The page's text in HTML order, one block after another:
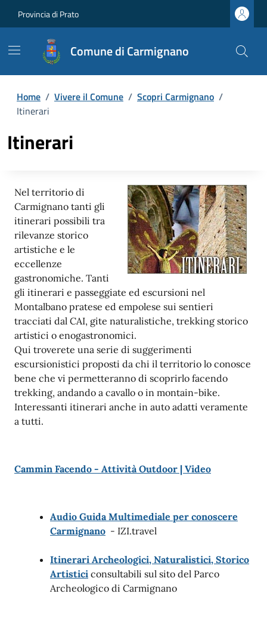
Provincia di Prato
Comune di Carmignano
Home / Vivere il Comune / Scopri Carmignano /
Itinerari
Itinerari
Nel territorio di
Carmignano tanti gli
itinerari possibili tra
rilevanze storico
artistiche e le
eccellenze
gastronomiche. Tanti
gli itinerari e passeggiate ed escursioni nel
Montalbano pratese ed empolese sui sentieri
tracciati dal CAI, gite naturalistiche, trekking storico
artistici o enogastronomici.
Qui troverete una serie di suggerimenti
escursionistici proposti da chi il territorio lo conosce
bene che vi permetteranno di scoprirlo facendo
trekking, andando a cavallo o in montain-bike.
Interessanti itinerari anche in auto adatti veramente
a tutti.
Cammin Facendo - Attività Outdoor | Video
Audio Guida Multimediale per conoscere
Carmignano - IZI.travel
Itinerari Archeologici, Naturalistici, Storico
Artistici consultabili sul sito del Parco
Archeologico di Carmignano